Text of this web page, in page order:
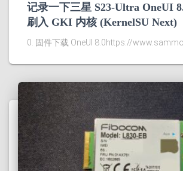
记录一下三星 S23-Ultra OneUI
刷入 GKI 内核 (KernelSU Next)
0. 固件下载 OneUI 8.0https://